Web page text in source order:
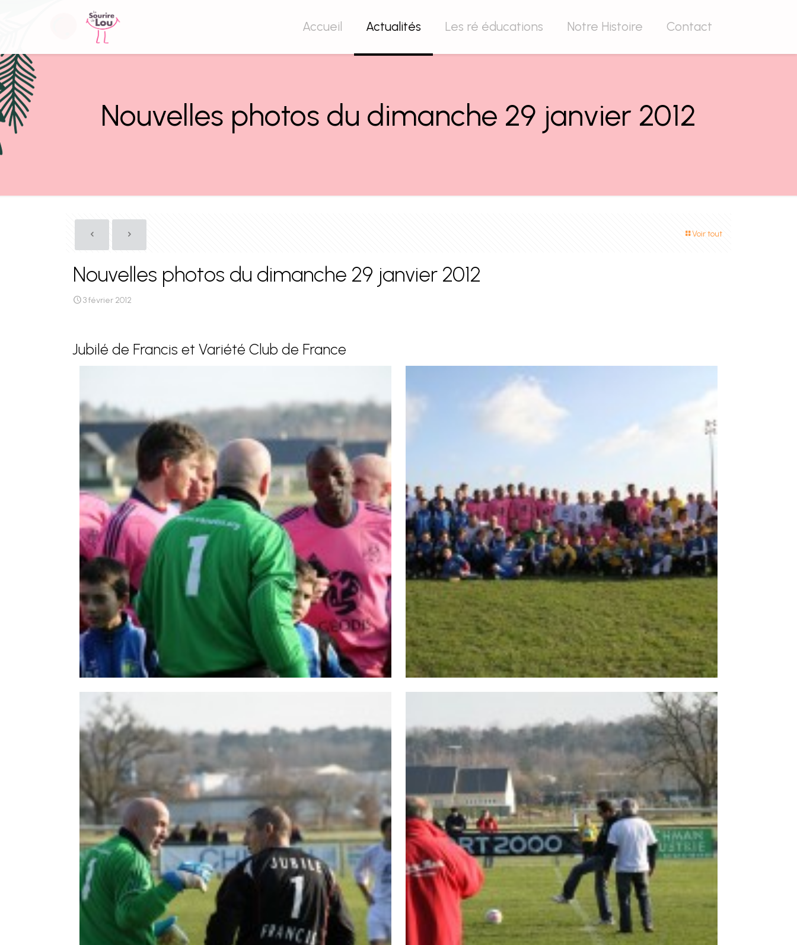
Accueil Actualités Les ré éducations Notre Histoire Contact
Nouvelles photos du dimanche 29 janvier 2012
Voir tout
Nouvelles photos du dimanche 29 janvier 2012
3 février 2012
Jubilé de Francis et Variété Club de France